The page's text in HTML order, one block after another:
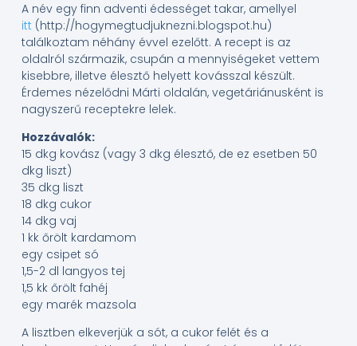
A név egy finn adventi édességet takar, amellyel
itt (http://hogymegtudjuknezni.blogspot.hu)
találkoztam néhány évvel ezelőtt. A recept is az
oldalról származik, csupán a mennyiségeket vettem
kisebbre, illetve élesztő helyett kovásszal készült.
Érdemes nézelődni Márti oldalán, vegetáriánusként is
nagyszerű receptekre lelek.
Hozzávalók:
15 dkg kovász (vagy 3 dkg élesztő, de ez esetben 50
dkg liszt)
35 dkg liszt
18 dkg cukor
14 dkg vaj
1 kk őrölt kardamom
egy csipet só
1,5-2 dl langyos tej
1,5 kk őrölt fahéj
egy marék mazsola
A lisztben elkeverjük a sót, a cukor felét és a